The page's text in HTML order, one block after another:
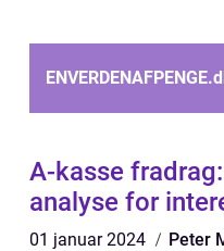
ENVERDENAFPENGE.
A-kasse
analyse for
01 januar 2024 Peter